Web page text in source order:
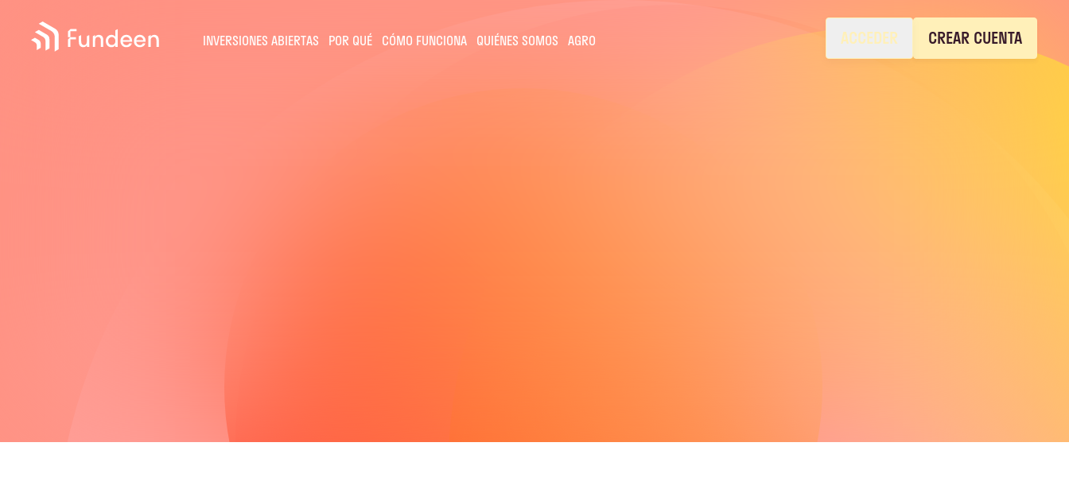
Fundeen
INVERSIONES ABIERTAS
POR QUÉ CÓMO FUNCIONA QUIÉNES SOMOS AGRO ACCEDER CREAR CUENTA